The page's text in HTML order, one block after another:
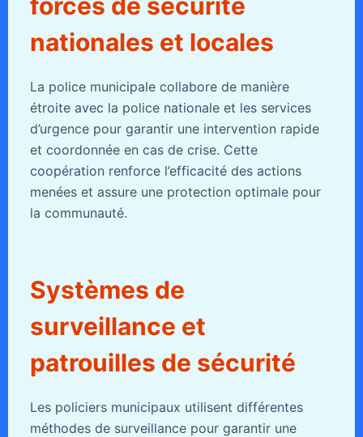
nationales et locales
La police municipale collabore de manière
étroite avec la police nationale et les services
d’urgence pour garantir une intervention rapide
et coordonnée en cas de crise. Cette
coopération renforce l’efficacité des actions
menées et assure une protection optimale pour
la communauté.
Systèmes de
surveillance et
patrouilles de sécurité
Les policiers municipaux utilisent différentes
méthodes de surveillance pour garantir une